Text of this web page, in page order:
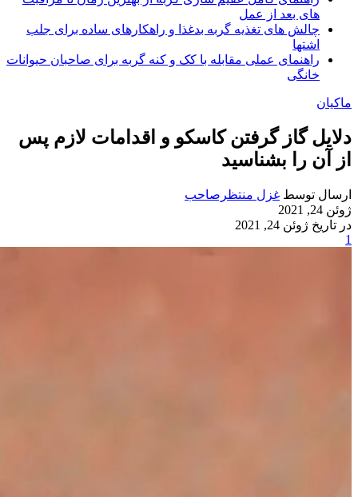
های بعد از عمل
چالش‌ های تغذیه گربه بدغذا و راهکارهای ساده برای جلب
اشتها
راهنمای عملی مقابله با کک و کنه گربه برای صاحبان حیوانات
خانگی
ماکیان
دلایل گاز گرفتن کاسکو و اقدامات لازم پس
از آن را بشناسید
ارسال توسط غزل منتظرصاحب
ژوئن 24, 2021
در تاریخ ژوئن 24, 2021
1